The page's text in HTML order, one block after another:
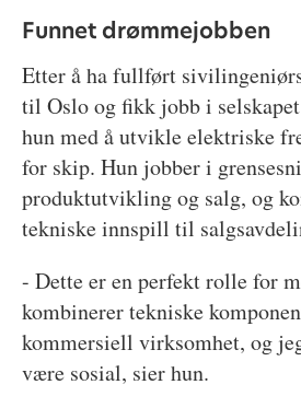
Funnet drømmejobben
Etter å ha fullført
til Oslo og fikk jobb i
hun med å utvikle elektriske
for skip. Hun jobber i
produktutvikling og salg, og
tekniske innspill til
- Dette er en perfekt rolle for
kombinerer tekniske
kommersiell virksomhet, og
være sosial, sier hun.